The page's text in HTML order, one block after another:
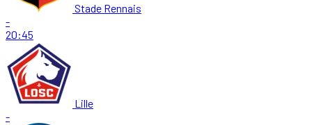
Stade Rennais
-
20:45
Lille
-